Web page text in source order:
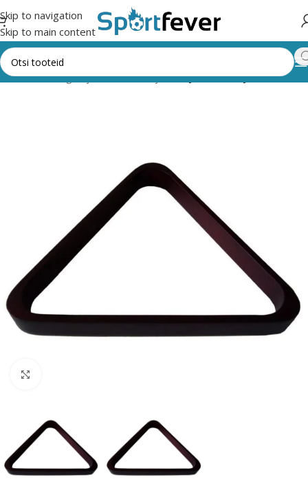
Skip to navigation
Skip to main content
Lauamängud ja vahendid Piljard Piljardikuulid ja vahendid